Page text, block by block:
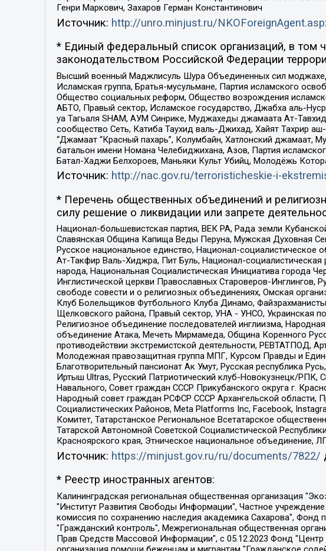
Генри Маркович, Захаров Герман Константинович
Источник: http://unro.minjust.ru/
* Единый федеральный список организаций, в том
законодательством Российской Федерации
Высший военный Маджлисуль Шура Объединенных сил
Исламская группа, Братья-мусульмане, Партия исламского
Общество социальных реформ, Общество возрождения
АБТО, Правый сектор, Исламское государство, Джабха аль-
уа Тагьаля SHAM, АУМ Синрике, Муджахеды джамаата Ат-
сообщество Сеть, Катиба Таухид валь-Джихад, Хайят Тахрир
“Джамаат “Красный пахарь”, Колумбайн, Хатлонский джамаат,
батальон имени Номана Челебиджихана, Азов, Партия
Батал-Хаджи Белхороев, Маньяки Культ Убийц, Молодёжь
Источник: http://nac.gov.ru/terroristicheskie-i-
* Перечень общественных объединений и
силу решение о ликвидации или запрете
Национал-большевистская партия, ВЕК РА, Рада земли
Славянская Община Капища Веды Перуна, Мужская Духовная
Русское национальное единство, Национал-
Ат-Такфир Валь-Хиджра, Пит Буль, Национал-
народа, Национальная Социалистическая Инициатива города
Инглистической церкви Православных Староверов-
свободе совести и о религиозных объединениях, Омская
Клуб Болельщиков Футбольного Клуба Динамо,
Щелковского района, Правый сектор, УНА - УНСО, Украинская
Религиозное объединение последователей инглиизма,
объединение Атака, Мечеть Мирмамеда, Община Коренного
противодействии экстремистской деятельности, РЕВТАТПОД,
Молодежная правозащитная группа МПГ, Курсом Правды и
Благотворительный пансионат Ак Умут, Русская республика
Иртыш Ultras, Русский Патриотический клуб-Новокузнецк/
Навального, Совет граждан СССР Прикубанского округа г.
Народный совет граждан РСФСР СССР Архангельской области,
Социалистических Районов, Meta Platforms Inc, Facebook,
Комитет, Татарстанское Региональное Всетатарское
Татарской Автономной Советской Социалистической
Красноярского края, Этническое национальное объединение,
Источник: https://minjust.gov.ru/ru/documents/7822/
* Реестр иностранных агентов:
Калининградская региональная общественная организация "Экозащита!-Женсовет", Фонд содействия защите прав и свобод граждан "Общественный вердикт", Фонд "Институт Развития Свободы Информации", Частное учреждение "Информационное агентство МЕМО. РУ", Региональная общественная организация "Общественная комиссия по сохранению наследия академика Сахарова", Фонд поддержки свободы прессы, Санкт-Петербургская общественная правозащитная организация "Гражданский контроль", Межрегиональная общественная организация "Информационно-просветительский центр "Мемориал", Региональный Фонд "Центр Защиты Прав Средств Массовой Информации", с 05.12.2023 Фонд "Центр Защиты Прав Средств массовой информации", Региональная общественная благотворительная организация помощи беженцам и мигрантам "Гражданское содействие", Негосударственное образовательное учреждение дополнительного профессионального образования (повышение квалификации) специалистов "АКАДЕМИЯ ПО ПРАВАМ ЧЕЛОВЕКА", Свердловская региональная общественная организация "Сутяжник", Автономная некоммерческая организация "Центр независимых социологических исследований", Союз общественных объединений "Российский исследовательский центр по правам человека", Региональное общественное учреждение научно-информационный центр "МЕМОРИАЛ", Некоммерческая организация "Фонд защиты гласности", Автономная некоммерческая организация "Институт прав человека", Городская общественная организация "Екатеринбургское общество "МЕМОРИАЛ", Городская общественная организация "Рязанское историко-просветительское и правозащитное общество "Мемориал" (Рязанский Мемориал), Челябинский региональный орган общественной самодеятельности – женское общественное объединение "Женщины Евразии", Челябинский региональный орган общественной самодеятельности "Уральская правозащитная группа", Фонд содействия защите здоровья и социальной справедливости имени Андрея Рылькова, Автономная Некоммерческая Организация "Аналитический Центр Юрия Левады", Автономная некоммерческая организация социальной поддержки населения "Проект Апрель", Региональная общественная организация помощи женщинам и детям, находящимся в кризисной ситуации "Информационно-методический центр "Анна", Фонд содействия развитию массовых коммуникаций и правовому просвещению "Так-так-Так", Фонд содействия устойчивому развитию "Серебряная тайга", Свердловский региональный общественный фонд социальных проектов "Новое время", "Idel.Реалии", Кавказ.Реалии, Крым.Реалии, Телеканал Настоящее Время, Татаро-башкирская служба Радио Свобода (Azatliq Radiosi), Радио Свободная Европа/Радио Свобода (PCE/PC), "Сибирь.Реалии", "Фактограф", Благотворительный фонд помощи осужденным и их семьям, Автономная некоммерческая организация "Институт глобализации и социальных движений", Фонд "В защиту прав заключенных", Частное учреждение "Центр поддержки и содействия развитию средств массовой информации", Пензенский региональный общественный благотворительный фонд "Гражданский союз", "Север.Реалии", Некоммерческая организация Фонд "Правовая инициатива", Общество с ограниченной ответственностью "Радио Свободная Европа/Радио Свобода", Чешское информационное агентство "MEDIUM-ORIENT", Красноярская региональная общественная организация "Мы против СПИДа", Камалягин Денис Николаевич, Маркелов Сергей Евгеньевич, Пономарев Лев Александрович, Савицкая Людмила Алексеевна, Автономная некоммерческая организация "Центр по работе с проблемой насилия "НАСИЛИЮ.НЕТ", Межрегиональный профессиональный союз работников здравоохранения "Альянс врачей", Юридическое лицо, зарегистрированное в Латвийской Республике, SIA "Medusa Project" (регистрационный номер 40103797863, дата регистрации 10.06.2014), Некоммерческая организация "Фонд по борьбе с коррупцией", Автономная некоммерческая организация "Институт права и публичной